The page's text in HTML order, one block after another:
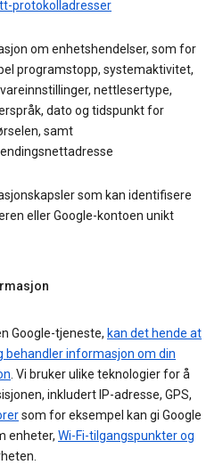
protokolladresser
om enhetshendelser, som for
programstopp, systemaktivitet,
nettlesertype,
dato og tidspunkt for
samt
som kan identifisere
eller Google-kontoen unikt
Google-tjeneste, kan det hende at
behandler informasjon om din
. Vi bruker ulike teknologier for å
inkludert IP-adresse, GPS,
som for eksempel kan gi Google
enheter, Wi-Fi-tilgangspunkter og